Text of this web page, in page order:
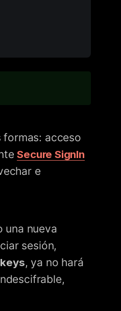
formas: acceso
Secure SignIn
e
una nueva
sesión,
, ya no hará